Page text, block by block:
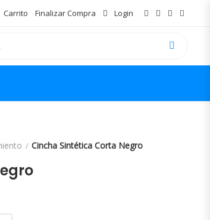
Carrito Finalizar Compra Login
Cincha Sintética Corta Negro